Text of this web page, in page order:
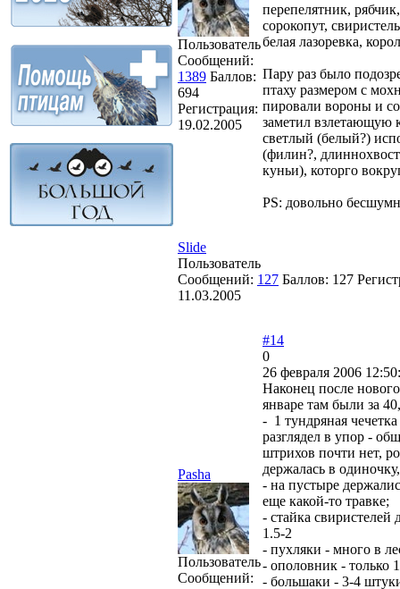
Пользователь
Сообщений:
1389 Баллов:
694
Регистрация:
19.02.2005
перепелятник,
сорокопут,
белая лазоревка,
Пару раз было
птаху размером с
пировали вороны и
заметил взлетающую
светлый (белый?)
(филин?,
куньи), которго
PS: довольно
Slide
Пользователь
Сообщений: 127 Баллов: 127
11.03.2005
Pasha
Пользователь
Сообщений:
#14
0
26 февраля 2006
Наконец после
январе там были за
- 1 тундряная
разглядел в упор -
штрихов почти нет,
держалась в
- на пустыре
еще какой-то травке;
- стайка
1.5-2
- пухляки - много в
- ополовник - только
- большаки - 3-4